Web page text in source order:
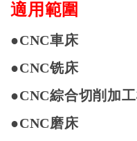
適用範圍
●CNC車床
●CNC铣床
●CNC綜合切削加
●CNC磨床